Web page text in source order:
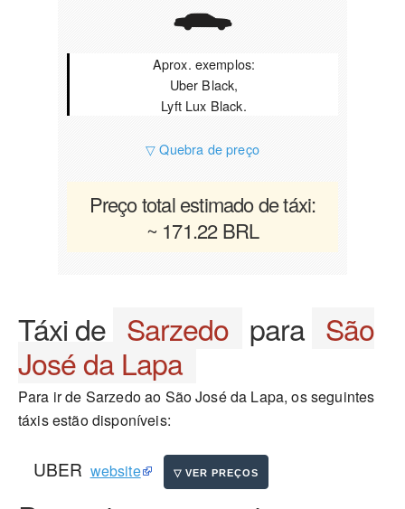
Aprox. exemplos:
Uber Black,
Lyft Lux Black.
▽ Quebra de preço
Preço total estimado de táxi:
~ 171.22 BRL
Táxi de Sarzedo para São
José da Lapa
Para ir de Sarzedo ao São José da Lapa, os seguintes
táxis estão disponíveis:
UBER website